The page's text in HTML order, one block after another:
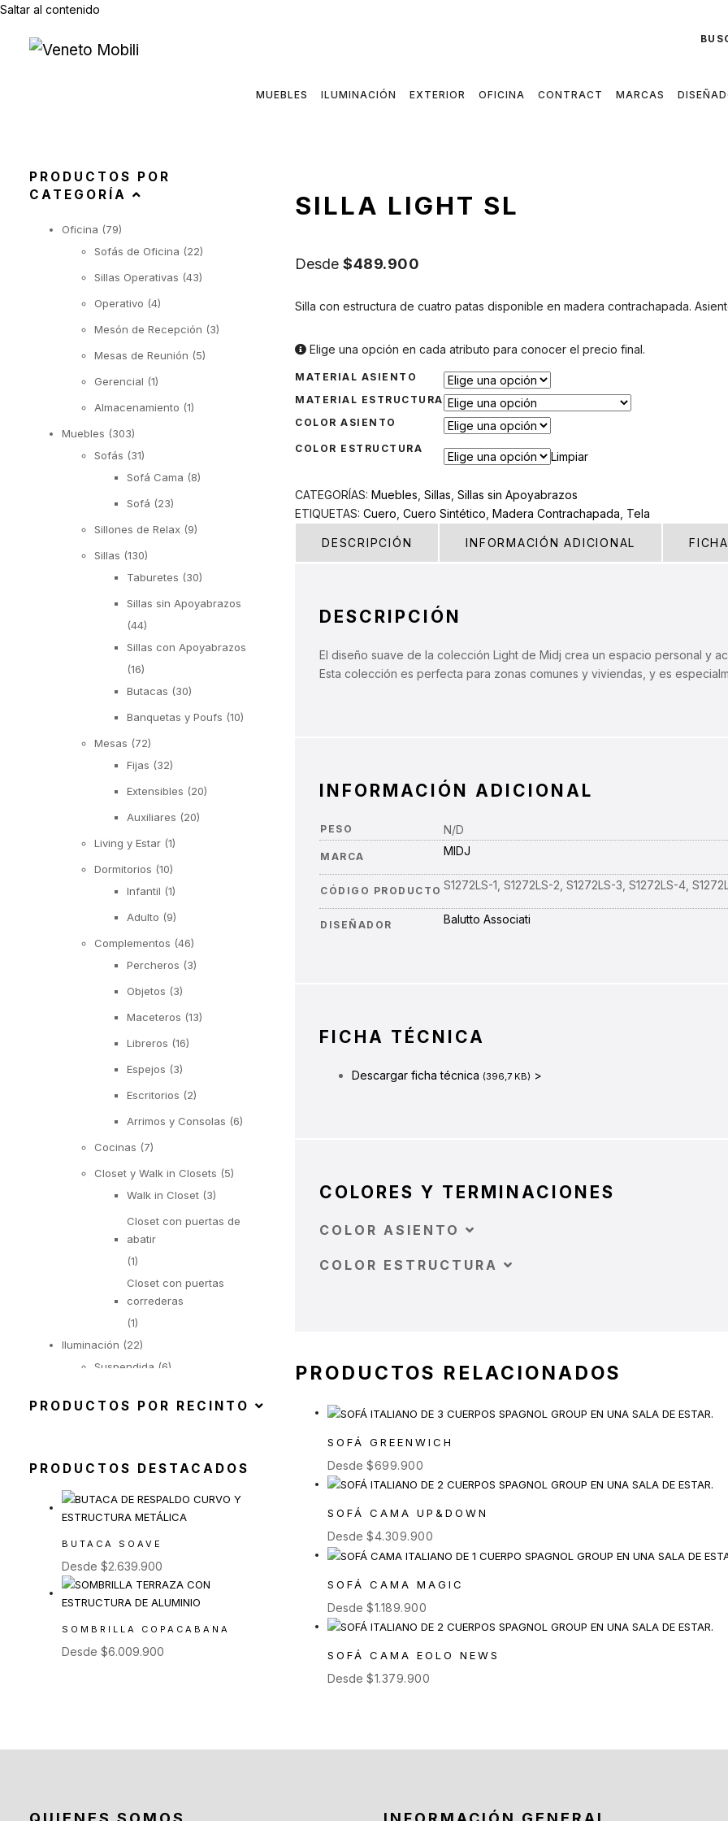
Saltar al contenido
MUEBLES ILUMINACIÓN EXTERIOR OFICINA CONTRACT MARCAS
SILLA LIGHT SL
Desde $489.900
Silla con estructura de cuatro patas disponible en madera contrachapada.
Elige una opción en cada atributo para conocer el precio final.
MATERIAL ASIENTO
MATERIAL ESTRUCTURA
COLOR ASIENTO
COLOR ESTRUCTURA
Limpiar
CATEGORÍAS: Muebles Sillas Sillas sin Apoyabrazos
ETIQUETAS: Cuero Cuero Sintético Madera Contrachapada Tela
DESCRIPCIÓN INFORMACIÓN ADICIONAL
DESCRIPCIÓN
El diseño suave de la colección Light de Midj crea un espacio personal y
Esta colección es perfecta para zonas comunes y viviendas, y es
INFORMACIÓN ADICIONAL
PESO N/D
MARCA MIDJ
CÓDIGO PRODUCTO S1272LS-1, S1272LS-2, S1272LS-3, S1272LS-4,
DISEÑADOR Balutto Associati
FICHA TÉCNICA
Descargar ficha técnica (396,7 KB) >
COLORES Y TERMINACIONES
COLOR ASIENTO
COLOR ESTRUCTURA
PRODUCTOS RELACIONADOS
SOFÁ GREENWICH
Desde $699.900
SOFÁ CAMA UP&DOWN
Desde $4.309.900
SOFÁ CAMA MAGIC
Desde $1.189.900
SOFÁ CAMA EOLO NEWS
Desde $1.379.900
PRODUCTOS POR
CATEGORÍA
Oficina (79)
Sofás de Oficina (22)
Sillas Operativas (43)
Operativo (4)
Mesón de Recepción (3)
Mesas de Reunión (5)
Gerencial (1)
Almacenamiento (1)
Muebles (303)
Sofás (31)
Sofá Cama (8)
Sofá (23)
Sillones de Relax (9)
Sillas (130)
Taburetes (30)
Sillas sin Apoyabrazos
(44)
Sillas con Apoyabrazos
(16)
Butacas (30)
Banquetas y Poufs (10)
Mesas (72)
Fijas (32)
Extensibles (20)
Auxiliares (20)
Living y Estar (1)
Dormitorios (10)
Infantil (1)
Adulto (9)
Complementos (46)
Percheros (3)
Objetos (3)
Maceteros (13)
Libreros (16)
Espejos (3)
Escritorios (2)
Arrimos y Consolas (6)
Cocinas (7)
Closet y Walk in Closets (5)
Walk in Closet (3)
Closet con puertas de
abatir
(1)
Closet con puertas
correderas
(1)
Iluminación (22)
Suspendida (6)
Exterior (92)
Sofás de Exterior(20)
Sillas de Exterior
Taburetes de Exterior
Sillas de Exterior sin
Apoyabrazos
(6)
Sillas de Exterior con
PRODUCTOS POR RECINTO
PRODUCTOS DESTACADOS
BUTACA SOAVE
Desde $2.639.900
SOMBRILLA COPACABANA
Desde $6.009.900